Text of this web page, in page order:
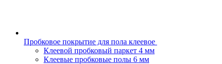
Пробковое покрытие для пола клеевое
Клеевой пробковый паркет 4 мм
Клеевые пробковые полы 6 мм